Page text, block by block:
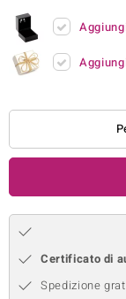
Collection
Certificato di
Spedizione